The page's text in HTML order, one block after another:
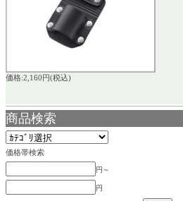
価格:2,160円(税込)
商品検索
価格帯検索
円～
円